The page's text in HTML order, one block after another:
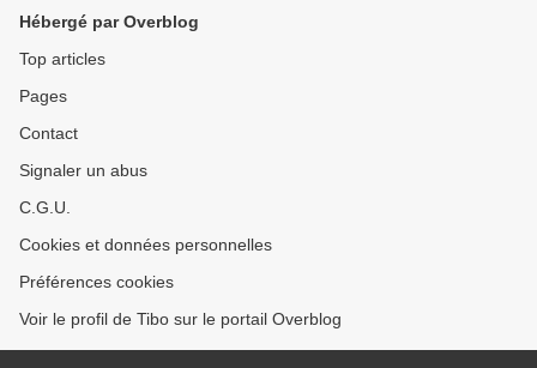
Hébergé par Overblog
Top articles
Pages
Contact
Signaler un abus
C.G.U.
Cookies et données personnelles
Préférences cookies
Voir le profil de Tibo sur le portail Overblog